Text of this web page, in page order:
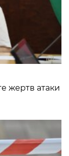
жертв атаки